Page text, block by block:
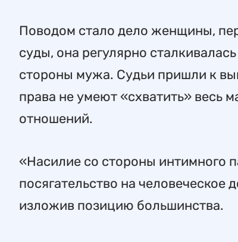
Поводом стало дело женщины,
суды, она регулярно
стороны мужа. Судьи пришли к
права не умеют «схватить» весь
отношений.
«Насилие со стороны интимного
посягательство на человеческое
изложив позицию большинства.